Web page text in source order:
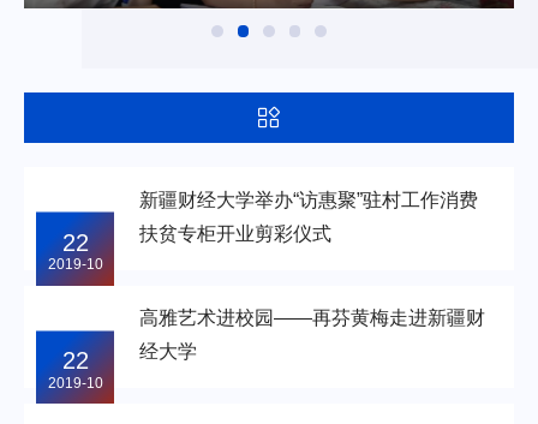
22
2019-10
新疆财经大学举办“访惠聚”驻村工作消费
扶贫专柜开业剪彩仪式
22
2019-10
高雅艺术进校园——再芬黄梅走进新疆财
经大学